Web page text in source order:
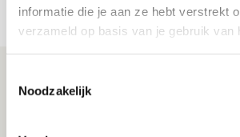
informatie die je aan ze hebt verstrekt
verzameld op basis van je gebruik van
Noodzakelijk
maakt Abdalla ‘geen reet’